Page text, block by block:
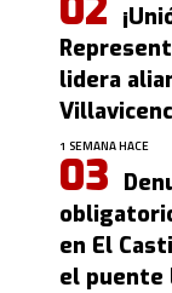
lidera
1 SEMANA HACE
en El
el puente